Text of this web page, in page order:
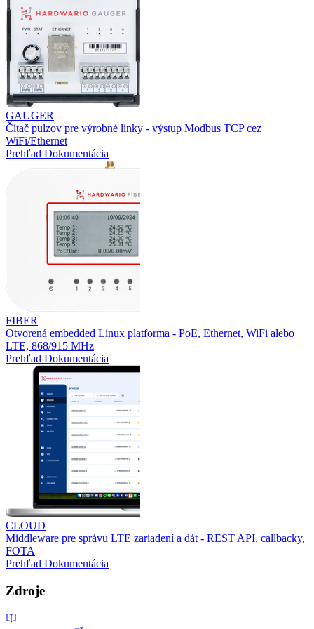
GAUGER
Čítač pulzov pre výrobné linky - výstup Modbus TCP cez
WiFi/Ethernet
Prehľad Dokumentácia
FIBER
Otvorená embedded Linux platforma - PoE, Ethernet, WiFi alebo
LTE, 868/915 MHz
Prehľad Dokumentácia
CLOUD
Middleware pre správu LTE zariadení a dát - REST API, callbacky,
FOTA
Prehľad Dokumentácia
Zdroje